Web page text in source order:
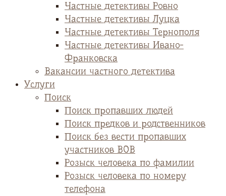
Частные детективы Ровно
Частные детективы Луцка
Частные детективы Тернополя
Частные детективы Ивано-
Франковска
Вакансии частного детектива
Услуги
Поиск
Поиск пропавших людей
Поиск предков и родственников
Поиск без вести пропавших
участников ВОВ
Розыск человека по фамилии
Розыск человека по номеру
телефона